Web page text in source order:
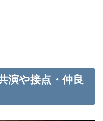
演や接点・仲良